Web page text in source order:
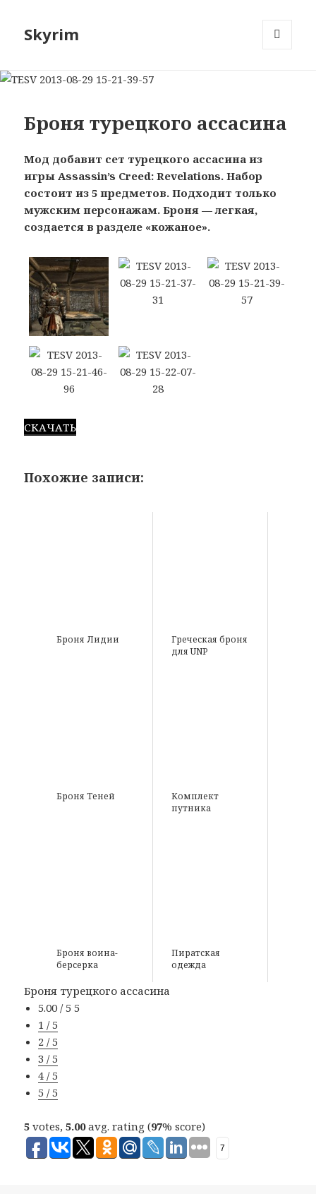
Skyrim
Броня турецкого ассасина
Мод добавит сет турецкого ассасина из
игры Assassin’s Creed: Revelations. Набор
состоит из 5 предметов. Подходит только
мужским персонажам. Броня — легкая,
создается в разделе «кожаное».
СКАЧАТЬ
Похожие записи:
Броня Лидии
Греческая броня
для UNP
Броня Теней
Комплект
путника
Броня воина-
берсерка
Пиратская
одежда
Броня турецкого ассасина
5.00 / 55
1 / 5
2 / 5
3 / 5
4 / 5
5 / 5
5 votes,5.00avg. rating (97% score)
7